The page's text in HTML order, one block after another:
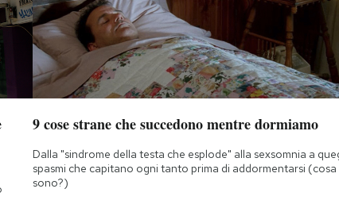
9 cose strane che succedono mentre dormiamo
Dalla "sindrome della testa che esplode" alla sexsomnia a
spasmi che capitano ogni tanto prima di addormentarsi (cosa
sono?)